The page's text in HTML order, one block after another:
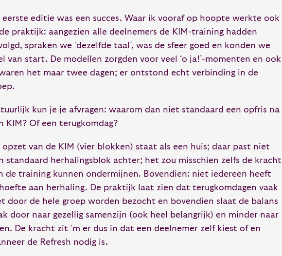
eerste editie was een succes. Waar ik vooraf op hoopte werkte ook
praktijk: aangezien alle deelnemers de KIM-training hadden
spraken we ‘dezelfde taal’, was de sfeer goed en konden we
van start. De modellen zorgden voor veel ‘o ja!’-momenten en ook
het maar twee dagen; er ontstond echt verbinding in de
kun je je afvragen: waarom dan niet standaard een opfris na
KIM? Of een terugkomdag?
opzet van de KIM (vier blokken) staat als een huis; daar past niet
standaard herhalingsblok achter; het zou misschien zelfs de kracht
de training kunnen ondermijnen. Bovendien: niet iedereen heeft
aan herhaling. De praktijk laat zien dat terugkomdagen vaak
door de hele groep worden bezocht en bovendien slaat de balans
door naar gezellig samenzijn (ook heel belangrijk) en minder naar
De kracht zit ‘m er dus in dat een deelnemer zelf kiest of en
de Refresh nodig is.